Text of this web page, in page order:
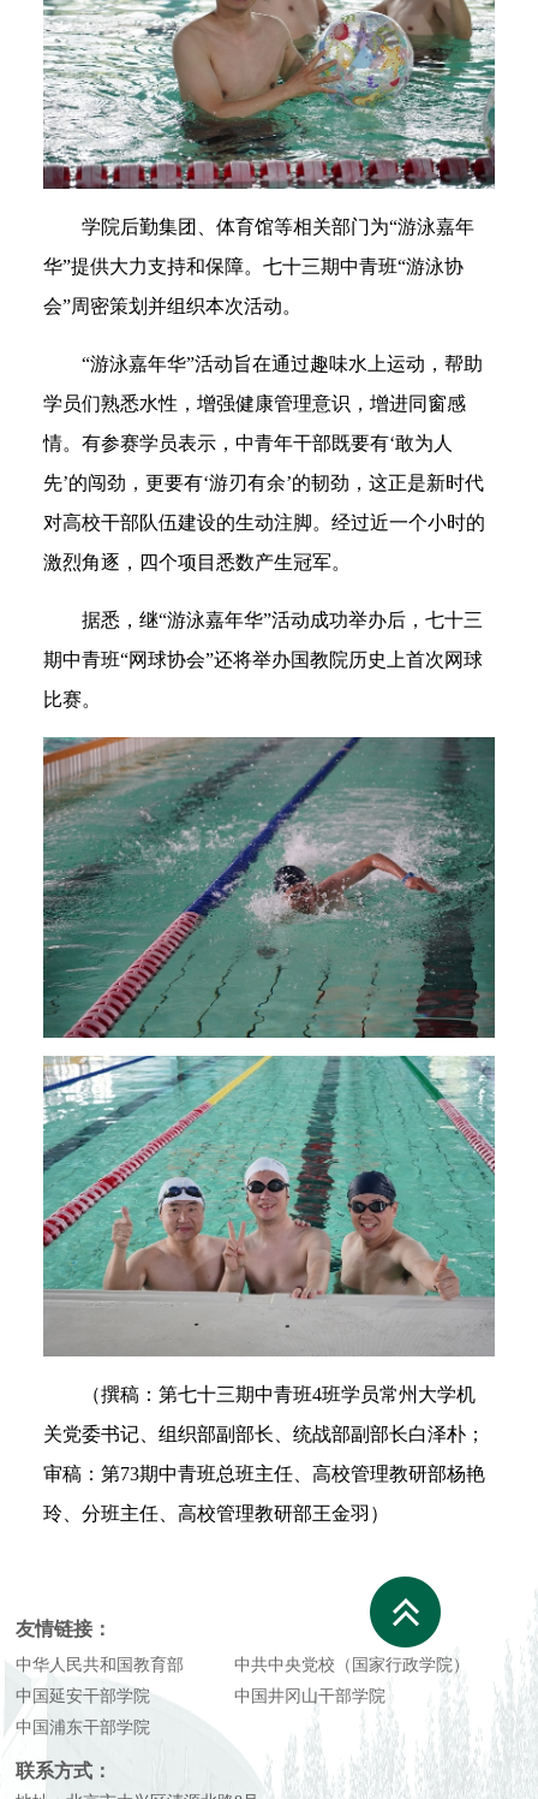
学院后勤集团、体育馆等相关部门为“游泳嘉年
华”提供大力支持和保障。七十三期中青班“游泳协
会”周密策划并组织本次活动。
“游泳嘉年华”活动旨在通过趣味水上运动，帮助
学员们熟悉水性，增强健康管理意识，增进同窗感
情。有参赛学员表示，中青年干部既要有‘敢为人
先’的闯劲，更要有‘游刃有余’的韧劲，这正是新时代
对高校干部队伍建设的生动注脚。经过近一个小时的
激烈角逐，四个项目悉数产生冠军。
据悉，继“游泳嘉年华”活动成功举办后，七十三
期中青班“网球协会”还将举办国教院历史上首次网球
比赛。
（撰稿：第七十三期中青班4班学员常州大学机
关党委书记、组织部副部长、统战部副部长白泽朴；
审稿：第73期中青班总班主任、高校管理教研部杨艳
玲、分班主任、高校管理教研部王金羽 ）
友情链接：
中华人民共和国教育部
中共中央党校（国家行政学院）
中国延安干部学院
中国井冈山干部学院
中国浦东干部学院
联系方式：